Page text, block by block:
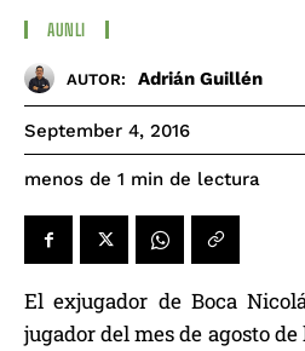
AUNLI
AUTOR: Adrián Guillén
September 4, 2016
menos de 1 min de lectura
El exjugador de Boca
jugador del mes de agosto